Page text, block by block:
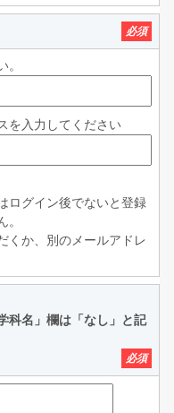
必須
を入力してください
ログイン後でないと登録
くか、別のメールアドレ
科名」欄は「なし」と記
必須